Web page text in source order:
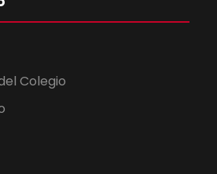
Colegio